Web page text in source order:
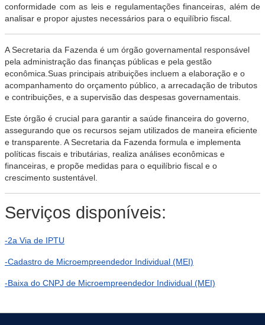
conformidade com as leis e regulamentações financeiras, além de
analisar e propor ajustes necessários para o equilíbrio fiscal.
A Secretaria da Fazenda é um órgão governamental responsável
pela administração das finanças públicas e pela gestão
econômica.Suas principais atribuições incluem a elaboração e o
acompanhamento do orçamento público, a arrecadação de tributos
e contribuições, e a supervisão das despesas governamentais.
Este órgão é crucial para garantir a saúde financeira do governo,
assegurando que os recursos sejam utilizados de maneira eficiente
e transparente. A Secretaria da Fazenda formula e implementa
políticas fiscais e tributárias, realiza análises econômicas e
financeiras, e propõe medidas para o equilíbrio fiscal e o
crescimento sustentável.
Serviços disponíveis:
-2a Via de IPTU
-Cadastro de Microempreendedor Individual (MEI)
-Baixa do CNPJ de Microempreendedor Individual (MEI)